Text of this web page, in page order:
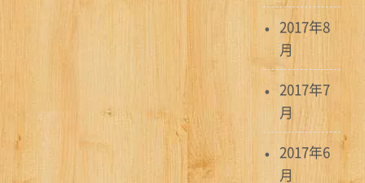
2017年8
月
2017年7
月
2017年6
月